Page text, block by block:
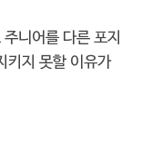
니어를 다른 포지
키지 못할 이유가